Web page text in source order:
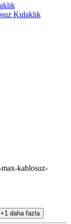
Kulaklık
kablosuz-
+1 daha fazla